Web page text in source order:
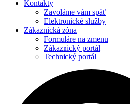
Kontakty
Zavoláme vám späť
Elektronické služby
Zákaznická zóna
Formuláre na zmenu
Zákaznický portál
Technický portál